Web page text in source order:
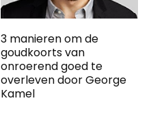
3 manieren om de
goudkoorts van
onroerend goed te
overleven door George
Kamel